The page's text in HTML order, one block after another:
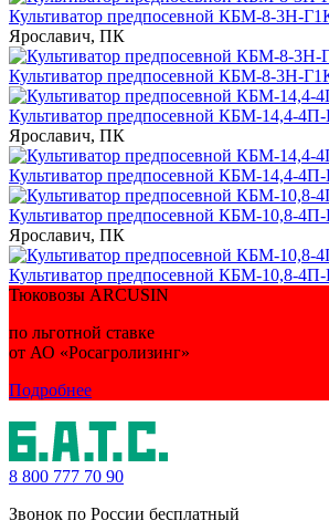
Культиватор предпосевной КБМ-8-3Н-
Ярославич, ПК
Культиватор предпосевной КБМ-8-3Н-
Культиватор предпосевной КБМ-14,4-
Ярославич, ПК
Культиватор предпосевной КБМ-14,4-
Культиватор предпосевной КБМ-10,8-
Ярославич, ПК
Культиватор предпосевной КБМ-10,8-
Тюковозы ARCUSIN
по льготной ставке
от АО «Росагролизинг»
Подробнее
8 800 777 70 90
Звонок по России бесплатный